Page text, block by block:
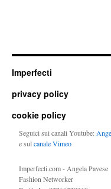
Imperfecti
privacy policy
cookie policy
Seguici sui canali Youtube:
e sulcanale Vimeo
Imperfecti.com - Angela Pavese
Fashion Networker